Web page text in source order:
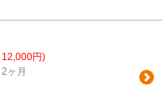
円)
ヶ月